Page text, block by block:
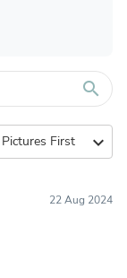
search
expand_more
22 Aug 2024